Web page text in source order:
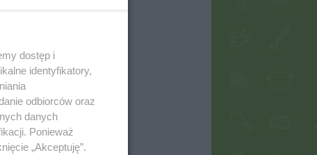
dostęp i
identyfikatory,
odbiorców oraz
danych
Ponieważ
„Akceptuję”.